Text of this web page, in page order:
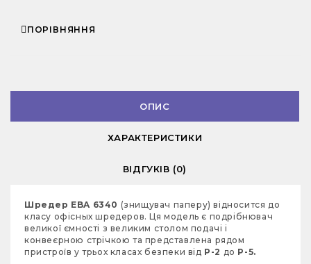
ПОРІВНЯННЯ
ОПИС
ХАРАКТЕРИСТИКИ
ВІДГУКІВ (0)
Шредер EBA 6340 (знищувач паперу) відносится до
класу офісных шредеров.Ця модель є подрібнювач
великої ємності з великим столом подачі і
конвеєрною стрічкою та представлена рядом
пристроїв у трьох класах безпеки від P-2 до P-5.